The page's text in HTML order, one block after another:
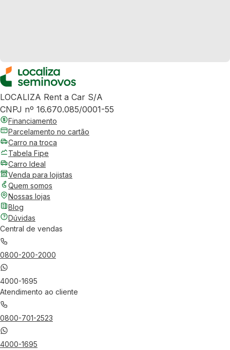
LOCALIZA Rent a Car S/A
CNPJ nº 16.670.085/0001-55
Financiamento
Parcelamento no cartão
Carro na troca
Tabela Fipe
Carro Ideal
Venda para lojistas
Quem somos
Nossas lojas
Blog
Dúvidas
Central de vendas
0800-200-2000
4000-1695
Atendimento ao cliente
0800-701-2523
4000-1695